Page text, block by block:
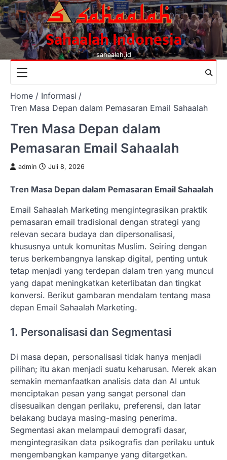
Skip
to
content
Sahaalah Indonesia
sahaalah.id
Home
Informasi
Tren Masa Depan dalam Pemasaran Email Sahaalah
Tren Masa Depan dalam
Pemasaran Email Sahaalah
admin Juli 8, 2026
Tren Masa Depan dalam Pemasaran Email Sahaalah
Email Sahaalah Marketing mengintegrasikan praktik
pemasaran email tradisional dengan strategi yang
relevan secara budaya dan dipersonalisasi,
khususnya untuk komunitas Muslim. Seiring dengan
terus berkembangnya lanskap digital, penting untuk
tetap menjadi yang terdepan dalam tren yang muncul
yang dapat meningkatkan keterlibatan dan tingkat
konversi. Berikut gambaran mendalam tentang masa
depan Email Sahaalah Marketing.
1. Personalisasi dan Segmentasi
Di masa depan, personalisasi tidak hanya menjadi
pilihan; itu akan menjadi suatu keharusan. Merek akan
semakin memanfaatkan analisis data dan AI untuk
menciptakan pesan yang sangat personal dan
disesuaikan dengan perilaku, preferensi, dan latar
belakang budaya masing-masing penerima.
Segmentasi akan melampaui demografi dasar,
mengintegrasikan data psikografis dan perilaku untuk
mengembangkan kampanye yang ditargetkan.